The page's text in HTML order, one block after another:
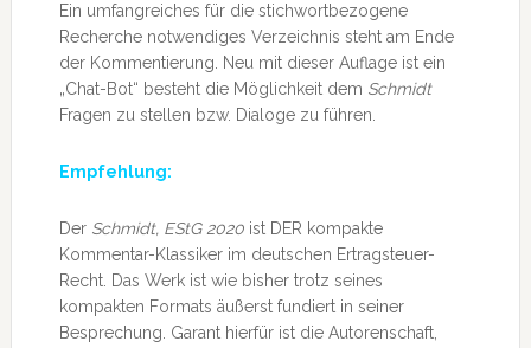
Ein umfangreiches für die stichwortbezogene
Recherche notwendiges Verzeichnis steht am Ende
der Kommentierung. Neu mit dieser Auflage ist ein
„Chat-Bot“ besteht die Möglichkeit dem Schmidt
Fragen zu stellen bzw. Dialoge zu führen.
Empfehlung:
Der Schmidt, EStG 2020ist DER kompakte
Kommentar-Klassiker im deutschen Ertragsteuer-
Recht. Das Werk ist wie bisher trotz seines
kompakten Formats äußerst fundiert in seiner
Besprechung. Garant hierfür ist die Autorenschaft,